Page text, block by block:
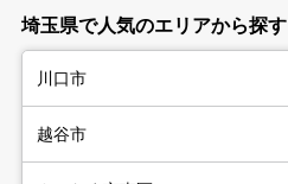
埼玉県で人気のエリアから探す
川口市
越谷市